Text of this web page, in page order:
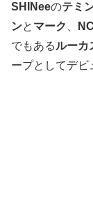
SHINeeのテミ
ンと マーク
でもあるルーカ
ープとしてデビ